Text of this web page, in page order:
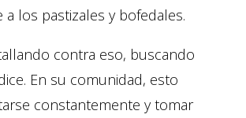
a los pastizales y bofedales.
contra eso, buscando
En su comunidad, esto
constantemente y tomar